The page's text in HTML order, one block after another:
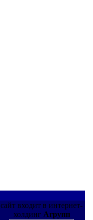
сайт входит в интернет-
холдинг Агрупп